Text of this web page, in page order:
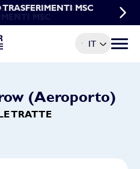
MSC
ANTICIPATE
IT Menu
(Aeroporto)
TRATTE